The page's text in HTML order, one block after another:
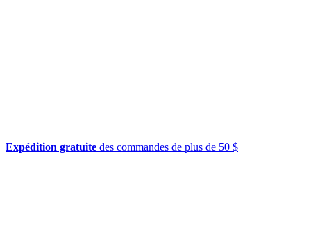
Expédition gratuite des commandes de plus de 50 $